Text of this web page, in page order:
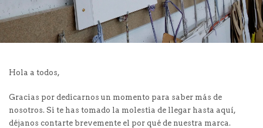
Hola a todos,
Gracias por dedicarnos un momento para saber más de
nosotros. Si te has tomado la molestia de llegar hasta aquí,
déjanos contarte brevemente el por qué de nuestra marca.